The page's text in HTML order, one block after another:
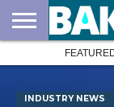
ABOUT
US
DOCUMENTS
NEWS
CONTACTS
INDUSTRY NEWS